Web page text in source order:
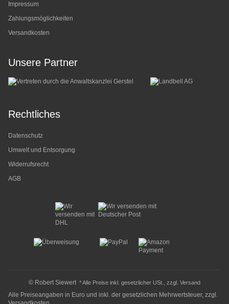
Impressum
Zahlungsmöglichkeiten
Versandkosten
Unsere Partner
Rechtliches
Datenschutz
Umwelt und Entsorgung
Widerrufsrecht
AGB
© Robert Siewert * Alle Preise inkl. gesetzlicher USt., zzgl. Versand
Alle Preiseangaben in Euro und inkl. der gesetzlichen Mehrwertsteuer, zzgl.